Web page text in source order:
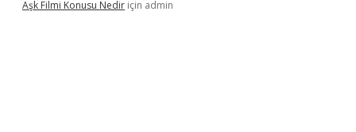
Aşk Filmi Konusu Nedir için admin